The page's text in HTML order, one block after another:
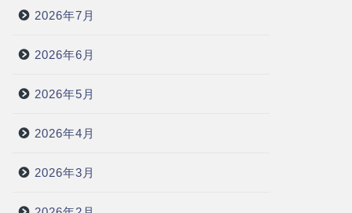
2026年7月
2026年6月
2026年5月
2026年4月
2026年3月